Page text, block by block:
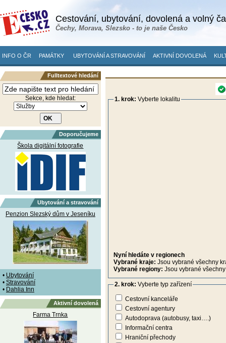
Cestování, ubytování, dovolená a volný
Čechy, Morava, Slezsko - to je naše Česko
INFO O ČR PAMÁTKY UBYTOVÁNÍ A STRAVOVÁNÍ AKTIVNÍ DOVOLENÁ
Fulltextové hledání
Sekce, kde hledat:
Doporučujeme
Škola digitální fotografie
Ubytování a stravování
Penzion Slezský dům v Jeseníku
• Ubytování
• Stravování
• Dahlia Inn
Aktivní dovolená
Farma Trnka
1. krok: Vyberte lokalitu
Nyní hledáte v regionech
Vybrané kraje: Jsou vybrané všechny
Vybrané regiony: Jsou vybrané
2. krok: Vyberte typ zařízení
Cestovní kanceláře
Cestovní agentury
Autodoprava (autobusy, taxi….)
Informační centra
Hraniční přechody